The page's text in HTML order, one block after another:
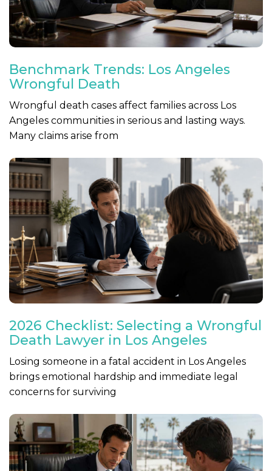
Benchmark Trends: Los Angeles
Wrongful Death
Wrongful death cases affect families across Los
Angeles communities in serious and lasting ways.
Many claims arise from
2026 Checklist: Selecting a Wrongful
Death Lawyer in Los Angeles
Losing someone in a fatal accident in Los Angeles
brings emotional hardship and immediate legal
concerns for surviving